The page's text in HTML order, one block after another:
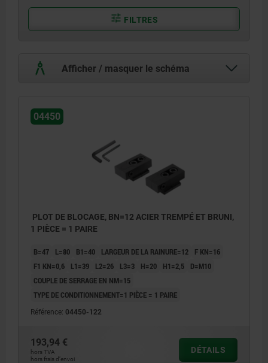
FILTRES
Afficher / masquer le schéma
04450
PLOT DE BLOCAGE, BN=12 ACIER TREMPÉ ET BRUNI,
1 PIÈCE = 1 PAIRE
B=47 L=80 B1=40 LARGEUR DE LA RAINURE=12
F KN=16
F1 KN=0,6
L1=39 L2=26 L3=3 H=20 H1=2,5
D=M10
COUPLE DE SERRAGE EN NM=15
TYPE DE CONDITIONNEMENT=1 PIÈCE = 1 PAIRE
Référence: 04450-122
193,94 €
hors TVA
hors frais d’envoi
DÉTAILS